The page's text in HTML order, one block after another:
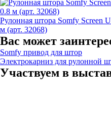
Рулонная штора Somfy Screen
м (арт. 32068)
Вас может
Somfy привод для штор
Электрокарниз для рулонной
Участвуем в